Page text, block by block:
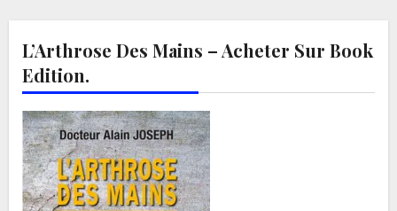
L’Arthrose Des Mains – Acheter Sur Book
Edition.